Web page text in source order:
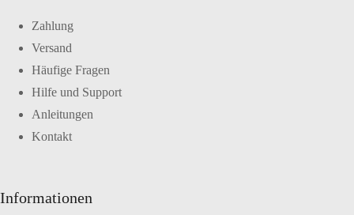
Zahlung
Versand
Häufige Fragen
Hilfe und Support
Anleitungen
Kontakt
Informationen